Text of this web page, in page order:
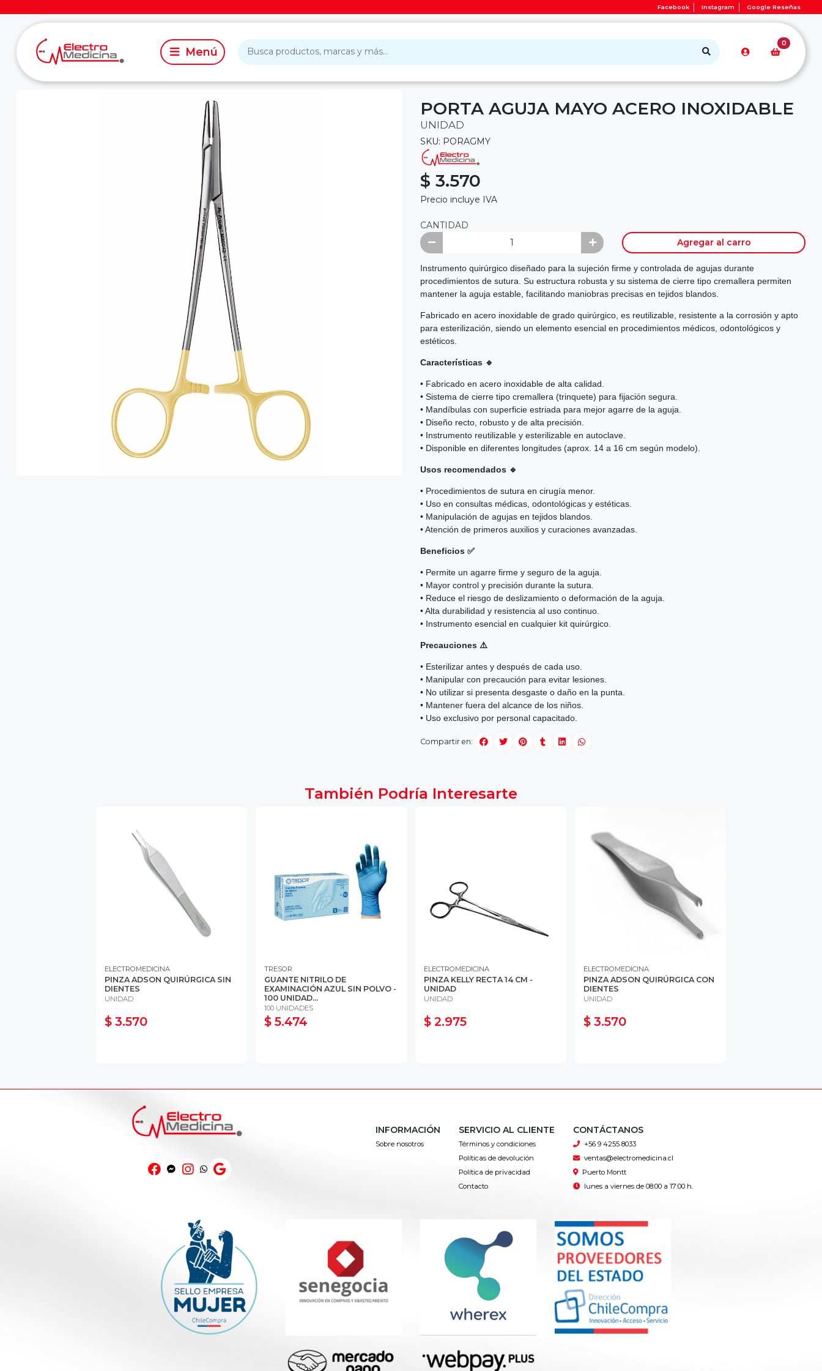
Facebook Instagram Google Reseñas
0
PORTA AGUJA MAYO ACERO INOXIDABLE
UNIDAD
SKU: PORAGMY
$ 3.570
Precio incluye IVA
CANTIDAD
Agregar al carro
Instrumento quirúrgico diseñado para la sujeción firme y controlada de agujas durante
procedimientos de sutura. Su estructura robusta y su sistema de cierre tipo cremallera permiten
mantener la aguja estable, facilitando maniobras precisas en tejidos blandos.
Fabricado en acero inoxidable de grado quirúrgico, es reutilizable, resistente a la corrosión y apto
para esterilización, siendo un elemento esencial en procedimientos médicos, odontológicos y
estéticos.
Características 🔹
• Fabricado en acero inoxidable de alta calidad.
• Sistema de cierre tipo cremallera (trinquete) para fijación segura.
• Mandíbulas con superficie estriada para mejor agarre de la aguja.
• Diseño recto, robusto y de alta precisión.
• Instrumento reutilizable y esterilizable en autoclave.
• Disponible en diferentes longitudes (aprox. 14 a 16 cm según modelo).
Usos recomendados 🔹
• Procedimientos de sutura en cirugía menor.
• Uso en consultas médicas, odontológicas y estéticas.
• Manipulación de agujas en tejidos blandos.
• Atención de primeros auxilios y curaciones avanzadas.
Beneficios ✅
• Permite un agarre firme y seguro de la aguja.
• Mayor control y precisión durante la sutura.
• Reduce el riesgo de deslizamiento o deformación de la aguja.
• Alta durabilidad y resistencia al uso continuo.
• Instrumento esencial en cualquier kit quirúrgico.
Precauciones ⚠️
• Esterilizar antes y después de cada uso.
• Manipular con precaución para evitar lesiones.
• No utilizar si presenta desgaste o daño en la punta.
• Mantener fuera del alcance de los niños.
• Uso exclusivo por personal capacitado.
Compartir en:
También Podría Interesarte
ELECTROMEDICINA
PINZA ADSON QUIRÚRGICA SIN
DIENTES
UNIDAD
$ 3.570
TRESOR
GUANTE NITRILO DE
EXAMINACIÓN AZUL SIN POLVO -
100 UNIDAD...
100 UNIDADES
$ 5.474
ELECTROMEDICINA
PINZA KELLY RECTA 14 CM -
UNIDAD
UNIDAD
$ 2.975
ELECTROMEDICINA
PINZA ADSON QUIRÚRGICA CON
DIENTES
UNIDAD
$ 3.570
INFORMACIÓN
Sobre nosotros
SERVICIO AL CLIENTE
Términos y condiciones
Políticas de devolución
Política de privacidad
Contacto
CONTÁCTANOS
+56 9 4255 8033
ventas@electromedicina.cl
Puerto Montt
lunes a viernes de 08:00 a 17:00 h.